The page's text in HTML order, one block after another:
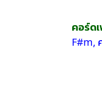
คอร์ด
F#m,